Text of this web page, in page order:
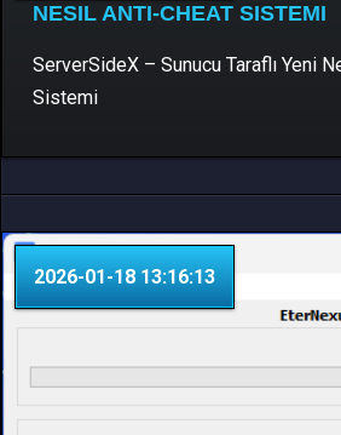
NESIL ANTI-CHEAT SISTEMI
ServerSideX – Sunucu Taraflı Yeni
Sistemi
2026-01-18 13:16:13